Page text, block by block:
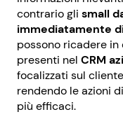
contrario gli small
immediatamente
possono ricadere
presenti nel CRM
focalizzati sul
rendendo le azioni di
più efficaci.